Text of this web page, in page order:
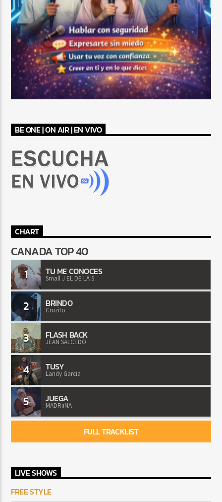
BE ONE | ON AIR | EN VIVO
CHART
CANADA TOP 40
1 TU ME CONOCES
Small J EL DE LA S
2 BRINDO
Cruzito
3 FLASH BACK
JEAN SALCEDO
4 TUSY
Landy Garcia
5 JUEGA
MADRiiNA
FULL TRACKLIST
LIVE SHOWS
FREE STYLE